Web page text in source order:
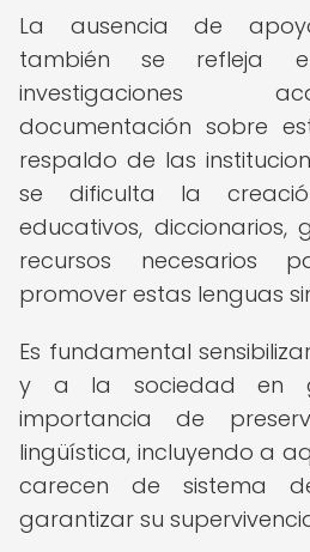
La ausencia de
también se
investigaciones
documentación sobre
respaldo de las
se dificulta la
educativos, diccionarios,
recursos necesarios
promover estas lenguas
Es fundamental
y a la sociedad en
importancia de
lingüística, incluyendo a
carecen de sistema
garantizar su